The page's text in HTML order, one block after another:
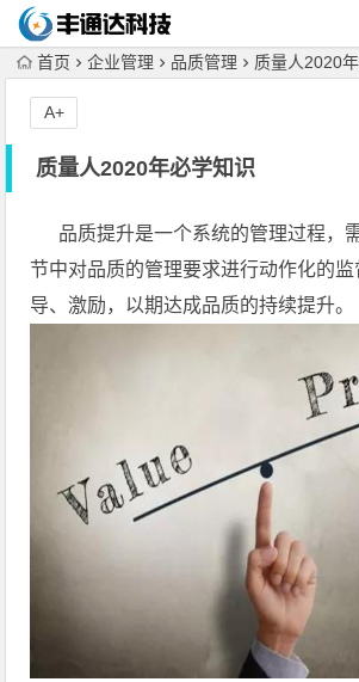
首页 企业管理 品质管理 质量人2020
质量人2020年必学知识
A+
品质提升是一个系统的管理过程，
节中对品质的管理要求进行动作化的
导、激励，以期达成品质的持续提升。